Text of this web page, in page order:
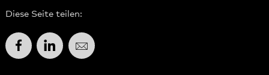
Diese Seite teilen:
FacebookLinkedInE-Mail